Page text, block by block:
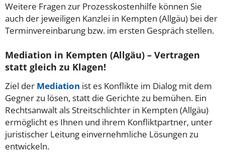
Weitere Fragen zur Prozesskostenhilfe können Sie
auch der jeweiligen Kanzlei in Kempten (Allgäu) bei der
Terminvereinbarung bzw. im ersten Gespräch stellen.
Mediation in Kempten (Allgäu) – Vertragen
statt gleich zu Klagen!
Ziel der Mediation ist es Konflikte im Dialog mit dem
Gegner zu lösen, statt die Gerichte zu bemühen. Ein
Rechtsanwalt als Streitschlichter in Kempten (Allgäu)
ermöglicht es Ihnen und ihrem Konfliktpartner, unter
juristischer Leitung einvernehmliche Lösungen zu
entwickeln.